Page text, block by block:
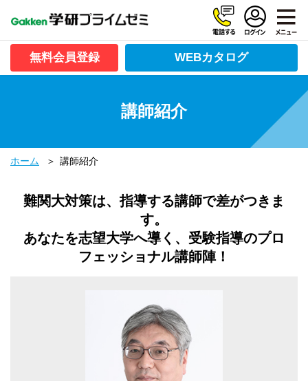
無料会員登録 WEBカタログ
講師紹介
ホーム 講師紹介
難関大対策は、指導する講師で差がつきま
す。
あなたを志望大学へ導く、受験指導のプロ
フェッショナル講師陣！